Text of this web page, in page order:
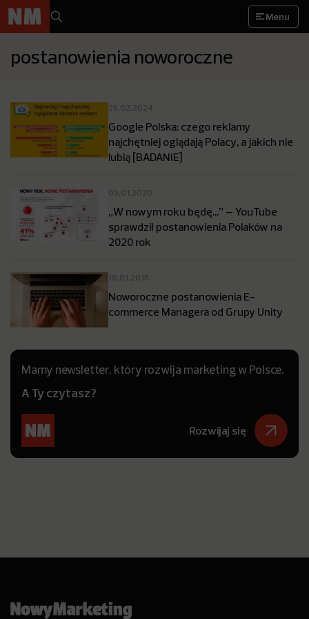
Menu
postanowienia noworoczne
26.02.2024
Google Polska: czego reklamy
najchętniej oglądają Polacy, a jakich nie
lubią [BADANIE]
09.01.2020
„W nowym roku będę…” – YouTube
sprawdził postanowienia Polaków na
2020 rok
18.01.2016
Noworoczne postanowienia E-
commerce Managera od Grupy Unity
Mamy newsletter, który rozwija marketing w Polsce.
A Ty czytasz?
Rozwijaj się